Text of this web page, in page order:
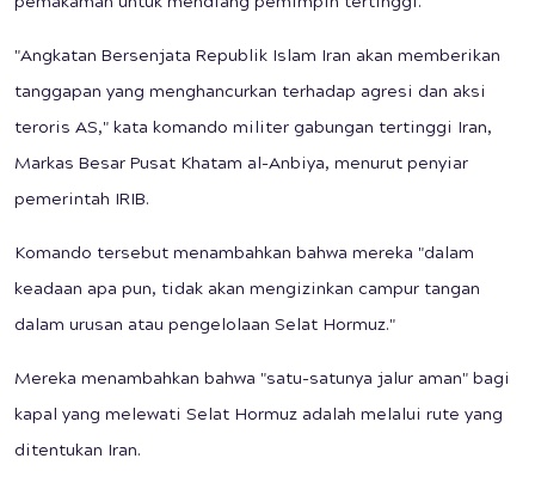
"Angkatan Bersenjata Republik Islam Iran akan memberikan
tanggapan yang menghancurkan terhadap agresi dan aksi
teroris AS," kata komando militer gabungan tertinggi Iran,
Markas Besar Pusat Khatam al-Anbiya, menurut penyiar
pemerintah IRIB.
Komando tersebut menambahkan bahwa mereka "dalam
keadaan apa pun, tidak akan mengizinkan campur tangan
dalam urusan atau pengelolaan Selat Hormuz."
Mereka menambahkan bahwa "satu-satunya jalur aman" bagi
kapal yang melewati Selat Hormuz adalah melalui rute yang
ditentukan Iran.